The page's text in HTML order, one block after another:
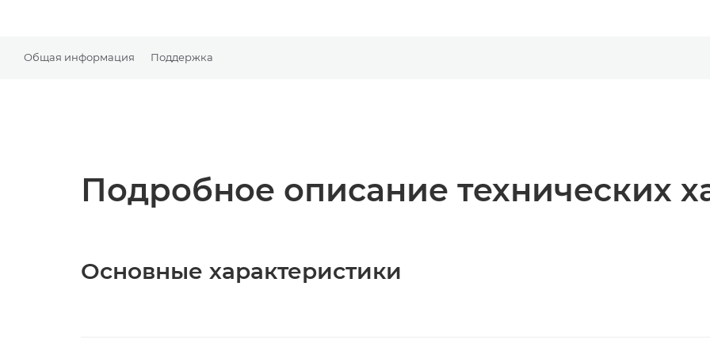
Общая информация Поддержка
Подробное описание технических
Основные характеристики